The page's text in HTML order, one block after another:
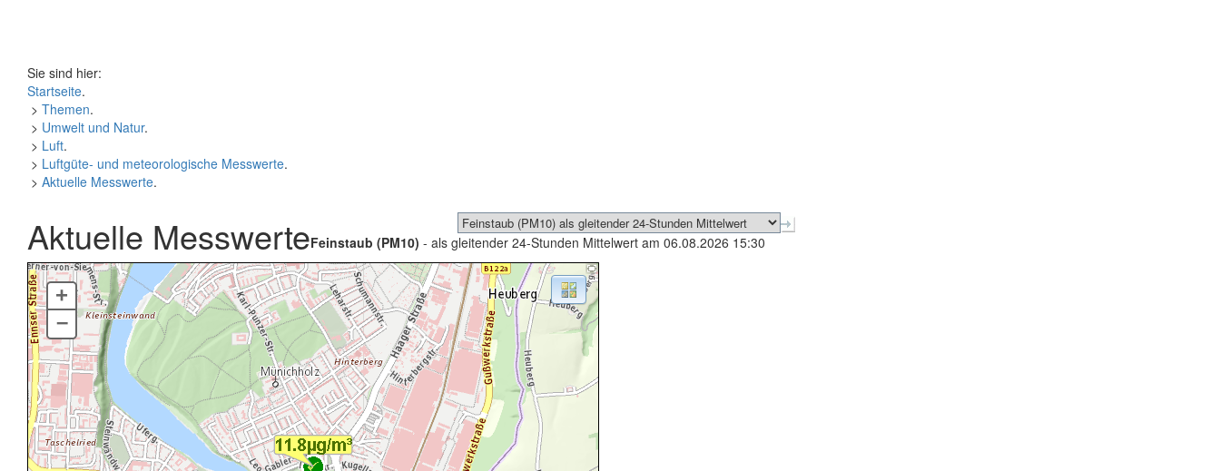
Sie sind hier:
Startseite.
> Themen.
> Umwelt und Natur.
> Luft.
> Luftgüte- und meteorologische Messwerte.
> Aktuelle Messwerte.
Aktuelle MesswerteFeinstaub (PM10) - als gleitender 24-Stunden Mittelwert am 06.08.2026 15:30
+
–